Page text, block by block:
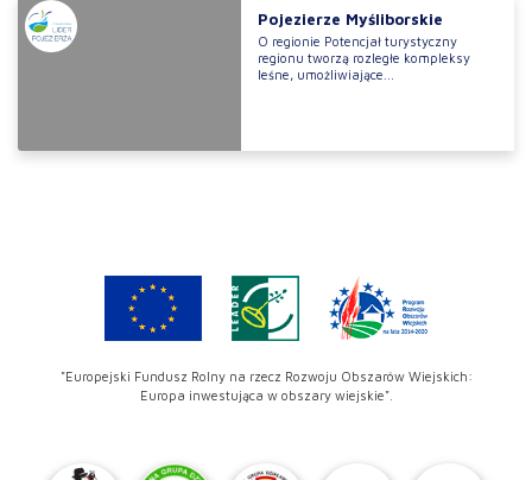
Pojezierze Myśliborskie
O regionie Potencjał turystyczny
regionu tworzą rozległe kompleksy
leśne, umożliwiające...
"Europejski Fundusz Rolny na rzecz Rozwoju Obszarów Wiejskich:
Europa inwestująca w obszary wiejskie".